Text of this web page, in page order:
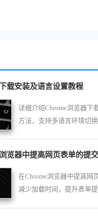
载安装及语言设置教程
详细介绍Chrome浏览器下
方法，支持多语言环境切
览器中提高网页表单的提
在Chrome浏览器中提高网
减少加载时间，提升表单提